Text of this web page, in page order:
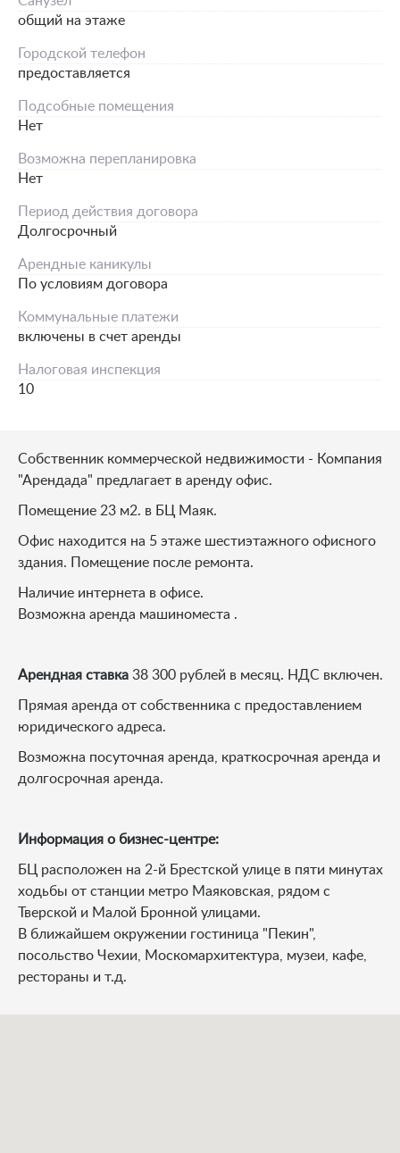
общий на этаже
Городской телефон
предоставляется
Подсобные помещения
Нет
Возможна перепланировка
Нет
Период действия договора
Долгосрочный
Арендные каникулы
По условиям договора
Коммунальные платежи
включены в счет аренды
Налоговая инспекция
10
Собственник коммерческой недвижимости - Компания
"Арендада" предлагает в аренду офис.
Помещение 23 м2. в БЦ Маяк.
Офис находится на 5 этаже шестиэтажного офисного
здания. Помещение после ремонта.
Наличие интернета в офисе.
Возможна аренда машиноместа .
Арендная ставка 38 300 рублей в месяц. НДС включен.
Прямая аренда от собственника с предоставлением
юридического адреса.
Возможна посуточная аренда, краткосрочная аренда и
долгосрочная аренда.
Информация о бизнес-центре:
БЦ расположен на 2-й Брестской улице в пяти минутах
ходьбы от станции метро Маяковская, рядом с
Тверской и Малой Бронной улицами.
В ближайшем окружении гостиница "Пекин",
посольство Чехии, Москомархитектура, музеи, кафе,
рестораны и т.д.